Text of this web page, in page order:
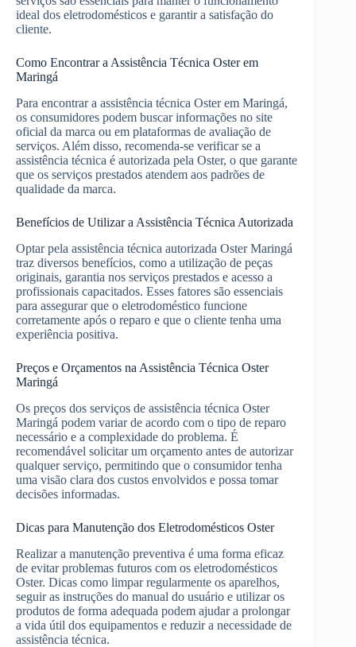
ideal dos eletrodomésticos e garantir a satisfação do
cliente.
Como Encontrar a Assistência Técnica Oster em
Maringá
Para encontrar a assistência técnica Oster em Maringá,
os consumidores podem buscar informações no site
oficial da marca ou em plataformas de avaliação de
serviços. Além disso, recomenda-se verificar se a
assistência técnica é autorizada pela Oster, o que garante
que os serviços prestados atendem aos padrões de
qualidade da marca.
Benefícios de Utilizar a Assistência Técnica Autorizada
Optar pela assistência técnica autorizada Oster Maringá
traz diversos benefícios, como a utilização de peças
originais, garantia nos serviços prestados e acesso a
profissionais capacitados. Esses fatores são essenciais
para assegurar que o eletrodoméstico funcione
corretamente após o reparo e que o cliente tenha uma
experiência positiva.
Preços e Orçamentos na Assistência Técnica Oster
Maringá
Os preços dos serviços de assistência técnica Oster
Maringá podem variar de acordo com o tipo de reparo
necessário e a complexidade do problema. É
recomendável solicitar um orçamento antes de autorizar
qualquer serviço, permitindo que o consumidor tenha
uma visão clara dos custos envolvidos e possa tomar
decisões informadas.
Dicas para Manutenção dos Eletrodomésticos Oster
Realizar a manutenção preventiva é uma forma eficaz
de evitar problemas futuros com os eletrodomésticos
Oster. Dicas como limpar regularmente os aparelhos,
seguir as instruções do manual do usuário e utilizar os
produtos de forma adequada podem ajudar a prolongar
a vida útil dos equipamentos e reduzir a necessidade de
assistência técnica.